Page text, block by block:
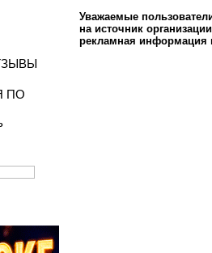
ПО
Уважаемые
на источник
рекламная информация